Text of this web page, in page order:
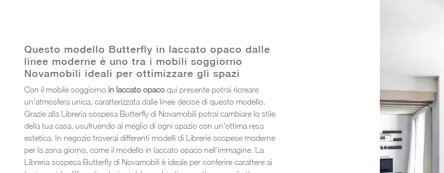
Questo modello Butterfly in laccato opaco dalle
linee moderne è uno tra i mobili soggiorno
Novamobili ideali per ottimizzare gli spazi
Con il mobile soggiorno in laccato opaco qui presente potrai ricreare
un'atmosfera unica, caratterizzata dalle linee decise di questo modello.
Grazie alla Libreria sospesa Butterfly di Novamobili potrai cambiare lo stile
della tua casa, usufruendo al meglio di ogni spazio con un'ottima resa
estetica. In negozio troverai differenti modelli di Librerie sospese moderne
per la zona giorno, come il modello in laccato opaco nell'immagine. La
Libreria sospesa Butterfly di Novamobili è ideale per conferire carattere ai